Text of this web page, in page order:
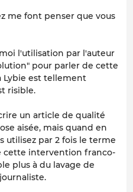
me font penser que vous
l'utilisation par l'auteur
pour parler de cette
Lybie est tellement
risible.
un article de qualité
aisée, mais quand en
utilisez par 2 fois le terme
cette intervention franco-
plus à du lavage de